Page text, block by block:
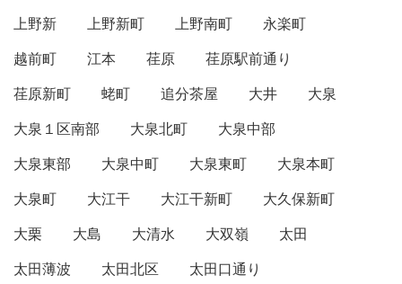
上野新
上野新町 上野南町
永楽町
越前町
江本 荏原
荏原駅前通り
荏原新町
蛯町 追分茶屋 大井
大泉
大泉１区南部
大泉北町
大泉中部
大泉東部
大泉中町 大泉東町
大泉本町
大泉町
大江干 大江干新町
大久保新町
大栗
大島 大清水 大双嶺
太田
太田薄波
太田北区
太田口通り